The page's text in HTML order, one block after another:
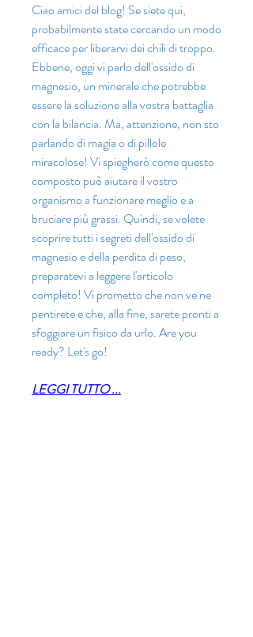
Ciao amici del blog! Se siete qui,
probabilmente state cercando un modo
efficace per liberarvi dei chili di troppo.
Ebbene, oggi vi parlo dell'ossido di
magnesio, un minerale che potrebbe
essere la soluzione alla vostra battaglia
con la bilancia. Ma, attenzione, non sto
parlando di magia o di pillole
miracolose! Vi spiegherò come questo
composto può aiutare il vostro
organismo a funzionare meglio e a
bruciare più grassi. Quindi, se volete
scoprire tutti i segreti dell'ossido di
magnesio e della perdita di peso,
preparatevi a leggere l'articolo
completo! Vi prometto che non ve ne
pentirete e che, alla fine, sarete pronti a
sfoggiare un fisico da urlo. Are you
ready? Let's go!
LEGGI TUTTO ...